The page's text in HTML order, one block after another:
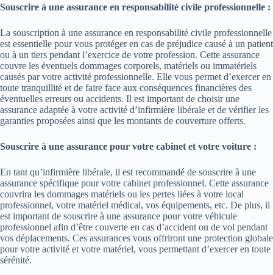
Souscrire à une assurance en responsabilité civile professionnelle :
La souscription à une assurance en responsabilité civile professionnelle
est essentielle pour vous protéger en cas de préjudice causé à un patient
ou à un tiers pendant l’exercice de votre profession. Cette assurance
couvre les éventuels dommages corporels, matériels ou immatériels
causés par votre activité professionnelle. Elle vous permet d’exercer en
toute tranquillité et de faire face aux conséquences financières des
éventuelles erreurs ou accidents. Il est important de choisir une
assurance adaptée à votre activité d’infirmière libérale et de vérifier les
garanties proposées ainsi que les montants de couverture offerts.
Souscrire à une assurance pour votre cabinet et votre voiture :
En tant qu’infirmière libérale, il est recommandé de souscrire à une
assurance spécifique pour votre cabinet professionnel. Cette assurance
couvrira les dommages matériels ou les pertes liées à votre local
professionnel, votre matériel médical, vos équipements, etc. De plus, il
est important de souscrire à une assurance pour votre véhicule
professionnel afin d’être couverte en cas d’accident ou de vol pendant
vos déplacements. Ces assurances vous offriront une protection globale
pour votre activité et votre matériel, vous permettant d’exercer en toute
sérénité.